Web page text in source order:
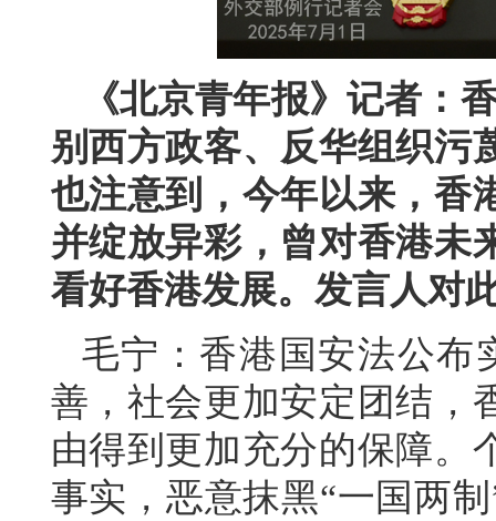
《北京青年报》记者：
别西方政客、反华组织污
也注意到，今年以来，香
并绽放异彩，曾对香港未
看好香港发展。发言人对
毛宁：香港国安法公布
善，社会更加安定团结，
由得到更加充分的保障。
事实，恶意抹黑“一国两